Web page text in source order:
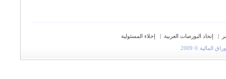
| إتحاد البورصات العربية |
إخلاء المسئولية
© 2009